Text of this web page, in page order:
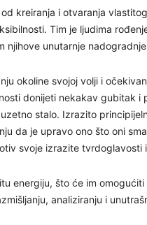
kreiranja i otvaranja
Tim je ljudima
njihove unutarnje
okoline svojoj volji i
donijeti nekakav gubitak i
stalo. Izrazito
da je upravo ono što oni
svoje izrazite tvrdoglavosti
energiju, što će im omogućiti
analiziranju i